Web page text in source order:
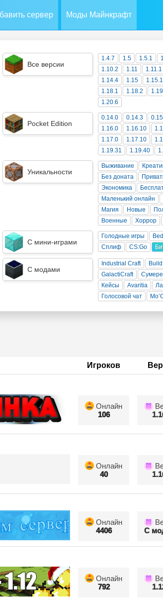
сервер Моды Майнкрафт
Все версии
1.4.7 1.5 1.5.1
1.10.2
1.11 1.11.1
1.14.4
1.15 1.15.1
1.18.1
1.18.2 1.19
1.20.6
Pocket Edition
0.14.0 0.14.3
1.16.0
1.16.10
1.17.0
1.17.10
1.19.31
1.19.40
Уникальности
Выживание
Без доната
Экономика
Маленький онлайн
Магия
Новые
Военные
Хоррор
С мини-играми
Голодные игры
Сплиф
CS:Go
С модами
Industrial Craft
GalactiCraft
Кейсы
Avaritia
Голосовой чат
Игроков
Онлайн
106
Онлайн
40
Онлайн
4406
С
Онлайн
792